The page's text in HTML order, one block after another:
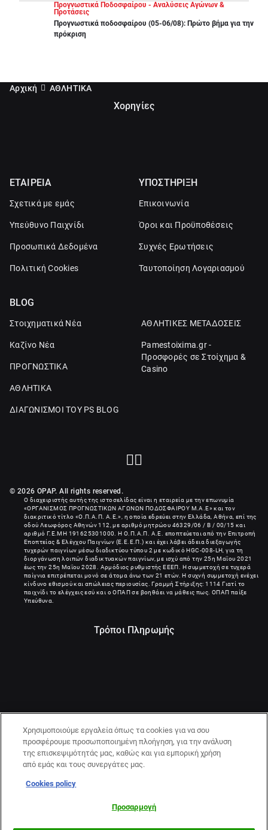
Προγνωστικά Ποδοσφαίρου - Αναλύσεις Αγώνων &
Προτάσεις
Προγνωστικά ποδοσφαίρου (05-06/08): Πρώτο βήμα για την
πρόκριση
Αρχική ΑΘΛΗΤΙΚΑ
Χορηγίες
ΕΤΑΙΡΕΙΑ
Σχετικά με εμάς
Υπεύθυνο Παιχνίδι
Προσωπικά Δεδομένα
Πολιτική Cookies
ΥΠΟΣΤΗΡΙΞΗ
Επικοινωνία
Όροι και Προϋποθέσεις
Συχνές Ερωτήσεις
Ταυτοποίηση Λογαριασμού
BLOG
Στοιχηματικά Νέα
Καζίνο Νέα
ΠΡΟΓΝΩΣΤΙΚΑ
ΑΘΛΗΤΙΚΑ
ΔΙΑΓΩΝΙΣΜΟΙ ΤΟΥ PS BLOG
ΑΘΛΗΤΙΚΕΣ ΜΕΤΑΔΟΣΕΙΣ
Pamestoixima.gr -
Προσφορές σε Στοίχημα &
Casino
© 2026 OPAP. All rights reserved.
Ο διαχειριστής αυτής της ιστοσελίδας είναι η εταιρεία με την επωνυμία
«ΟΡΓΑΝΙΣΜΟΣ ΠΡΟΓΝΩΣΤΙΚΩΝ ΑΓΩΝΩΝ ΠΟΔΟΣΦΑΙΡΟΥ Μ.Α.Ε» και τον
διακριτικό τίτλο «Ο.Π.Α.Π. Α.Ε.», η οποία εδρεύει στην Ελλάδα, Αθήνα, επί της
οδού Λεωφόρος Αθηνών 112, με αριθμό μητρώου 46329/06 / B / 00/15 και
αριθμό Γ.Ε.ΜΗ 191625301000
. Η Ο.Π.Α.Π. Α.Ε. εποπτεύεται από την Επιτροπή
Εποπτείας & Ελέγχου Παιγνίων (Ε.Ε.Ε.Π.) και έχει λάβει άδεια διεξαγωγής
τυχερών παιγνίων μέσω διαδικτύου τύπου 2 με κωδικό HGC-008-LH, για τη
διοργάνωση λοιπών διαδικτυακών παιγνίων, με ισχύ από την 25η Μαΐου 2021
έως την 25η Μαΐου 2028. Αρμόδιος ρυθμιστής ΕΕΕΠ. Η συμμετοχή σε τυχερά
παίγνια επιτρέπεται μονό σε άτομα άνω των 21 ετών. Η συχνή συμμετοχή ενέχει
κίνδυνο εθισμού και απώλειας περιουσίας. Γραμμή Στήριξης: 1114 Γιατί το
παιχνίδι το ελέγχεις εσύ και ο ΟΠΑΠ σε βοηθάει να μάθεις πως. ΟΠΑΠ παίξε
Υπεύθυνα.
Τρόποι Πληρωμής
ΣΥΜΒΟΥΛΕΥΤΙΚΗΣ:1114
Χρησιμοποιούμε εργαλεία όπως τα cookies για να σου
προσφέρουμε προσωποποιημένη πλοήγηση, για την ανάλυση
της επισκεψιμότητάς μας, καθώς και για εμπορική χρήση
από εμάς και τους συνεργάτες μας.
Cookies policy
Προσαρμογή